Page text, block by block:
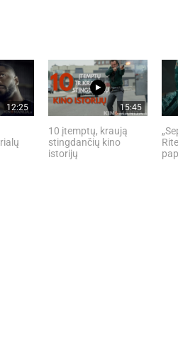
12:25 15:45
10 įtemptų, kraują
stingdančių kino
istorijų